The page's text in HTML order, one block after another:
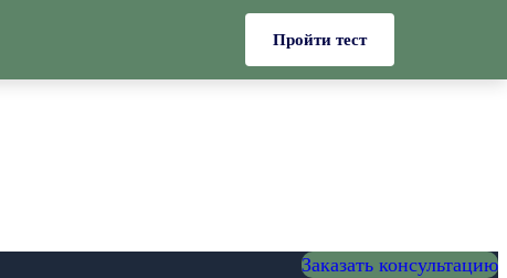
Заказать консультацию
Пройти тест